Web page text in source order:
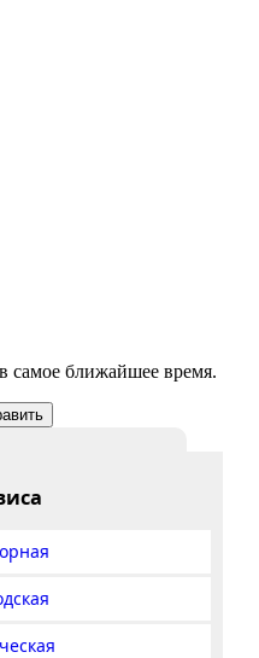
самое ближайшее время.